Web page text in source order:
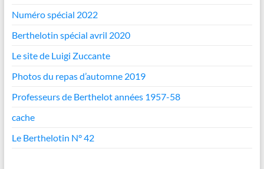
Numéro spécial 2022
Berthelotin spécial avril 2020
Le site de Luigi Zuccante
Photos du repas d’automne 2019
Professeurs de Berthelot années 1957-58
cache
Le Berthelotin N° 42